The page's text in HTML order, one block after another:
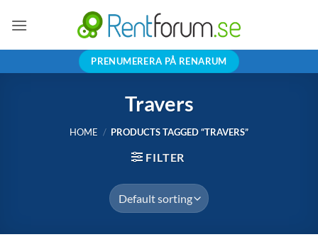
PRENUMERERA PÅ RENARUM
Travers
HOME / PRODUCTS TAGGED “TRAVERS”
FILTER